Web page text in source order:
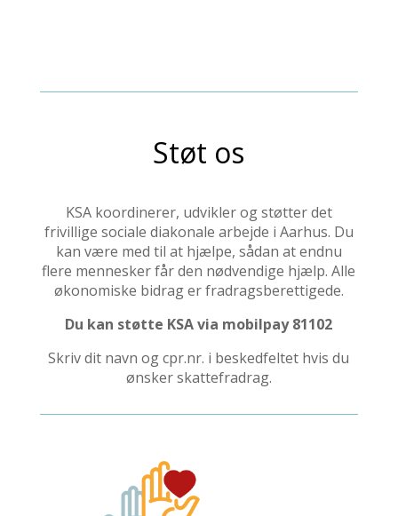
Støt os
KSA koordinerer, udvikler og støtter det
frivillige sociale diakonale arbejde i Aarhus. Du
kan være med til at hjælpe, sådan at endnu
flere mennesker får den nødvendige hjælp. Alle
økonomiske bidrag er fradragsberettigede.
Du kan støtte KSA via mobilpay 81102
Skriv dit navn og cpr.nr. i beskedfeltet hvis du
ønsker skattefradrag.